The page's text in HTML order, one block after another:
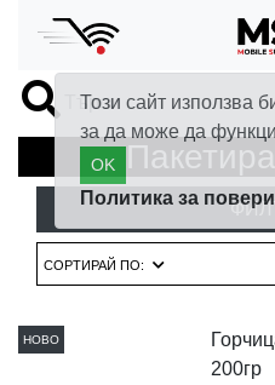
Този сайт използва
за да може да
OK
Политика за
СОРТИРАЙ ПО:
НОВО
200гр